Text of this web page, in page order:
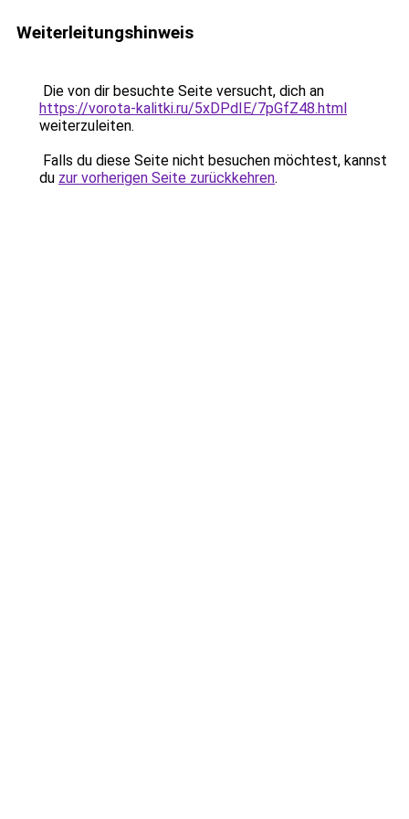
Weiterleitungshinweis
Die von dir besuchte Seite versucht, dich an
https://vorota-kalitki.ru/5xDPdIE/7pGfZ48.html
weiterzuleiten.
Falls du diese Seite nicht besuchen möchtest, kannst
du zur vorherigen Seite zurückkehren.